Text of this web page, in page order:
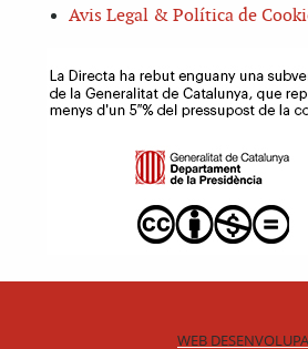
Avis Legal & Política de
WEB